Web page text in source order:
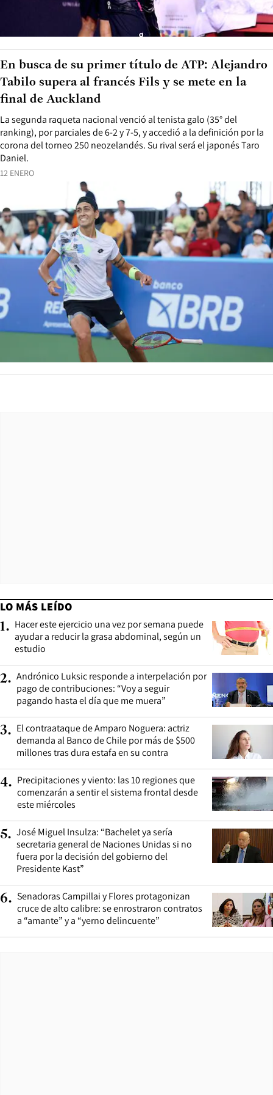
12 ENERO
La segunda raqueta nacional venció al tenista galo (35° del
ranking), por parciales de 6-2 y 7-5, y accedió a la definición por la
corona del torneo 250 neozelandés. Su rival será el japonés Taro
Daniel.
En busca de su primer título de ATP: Alejandro
Tabilo supera al francés Fils y se mete en la
final de Auckland
LO MÁS LEÍDO
1. Hacer este ejercicio una vez por semana puede
ayudar a reducir la grasa abdominal, según un
estudio
2. Andrónico Luksic responde a interpelación por
pago de contribuciones: “Voy a seguir
pagando hasta el día que me muera”
3. El contraataque de Amparo Noguera: actriz
demanda al Banco de Chile por más de $500
millones tras dura estafa en su contra
4. Precipitaciones y viento: las 10 regiones que
comenzarán a sentir el sistema frontal desde
este miércoles
5. José Miguel Insulza: “Bachelet ya sería
secretaria general de Naciones Unidas si no
fuera por la decisión del gobierno del
Presidente Kast”
6. Senadoras Campillai y Flores protagonizan
cruce de alto calibre: se enrostraron contratos
a “amante” y a “yerno delincuente”